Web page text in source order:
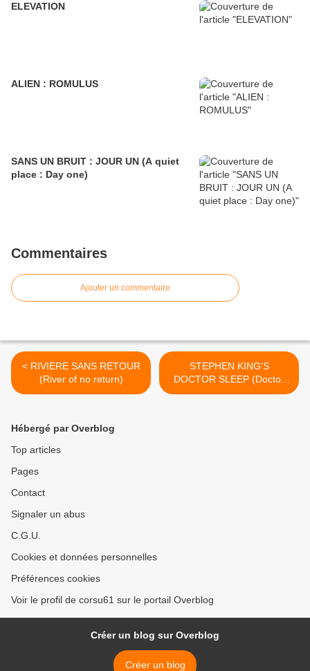
ELEVATION
ALIEN : ROMULUS
SANS UN BRUIT : JOUR UN (A quiet
place : Day one)
Commentaires
Ajouter un commentaire
< RIVIERE SANS RETOUR
(River of no return)
STEPHEN KING'S
DOCTOR SLEEP (Doctor
Sleep) >
Hébergé par Overblog
Top articles
Pages
Contact
Signaler un abus
C.G.U.
Cookies et données personnelles
Préférences cookies
Voir le profil de corsu61 sur le portail Overblog
Créer un blog sur Overblog
Créer un blog